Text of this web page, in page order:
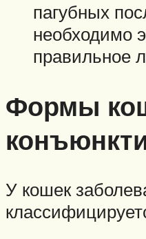
пагубных
необходимо
правильное
Формы
У кошек